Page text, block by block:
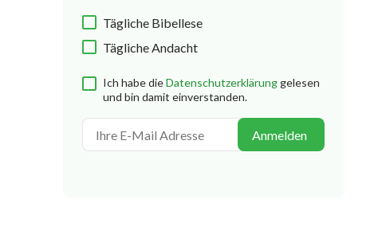
Tägliche Bibellese
Tägliche Andacht
Ich habe dieDatenschutzerklärung gelesen
und bin damit einverstanden.